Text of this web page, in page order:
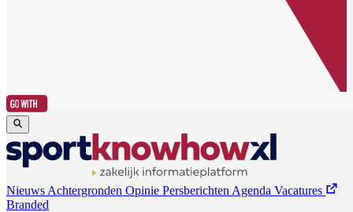
Nieuws Achtergronden Opinie Persberichten Agenda Vacatures
Branded